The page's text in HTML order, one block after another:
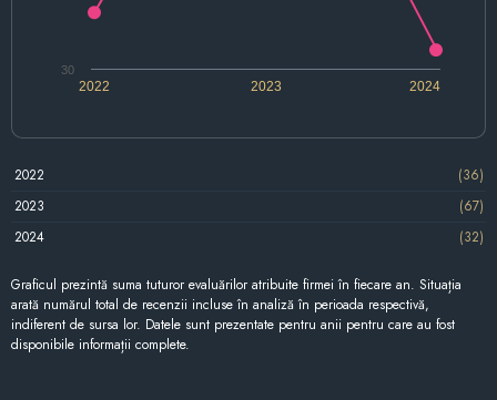
2022 2024
2023
30
2022
(36)
2023
(67)
2024
(32)
Graficul prezintă suma tuturor evaluărilor atribuite firmei în fiecare an. Situația
arată numărul total de recenzii incluse în analiză în perioada respectivă,
indiferent de sursa lor. Datele sunt prezentate pentru anii pentru care au fost
disponibile informații complete.